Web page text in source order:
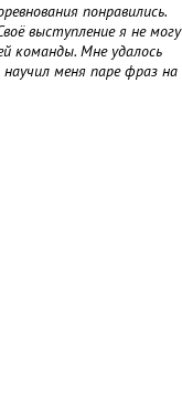
понравились.
выступление я не могу
команды. Мне удалось
меня паре фраз на